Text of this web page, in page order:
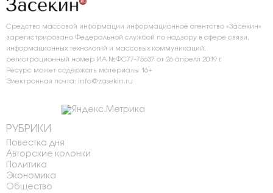
Средство массовой информации информационное агентство «Засекин»
зарегистрировано Федеральной службой по надзору в сфере связи,
информационных технологий и массовых коммуникаций,
регистрационный номер ИА №ФС77-75637 от 26 апреля 2019 г.
Ресурс может содержать материалы 16+
Электронная почта: info@zasekin.ru
РУБРИКИ
Повестка дня
Авторские колонки
Политика
Экономика
Общество